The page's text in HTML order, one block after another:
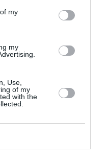
my
my
Use,
of my
with the
στο Google News
την Τέχνη και τον